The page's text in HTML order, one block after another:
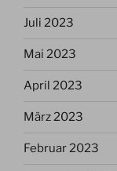
Juli 2023
Mai 2023
April 2023
März 2023
Februar 2023